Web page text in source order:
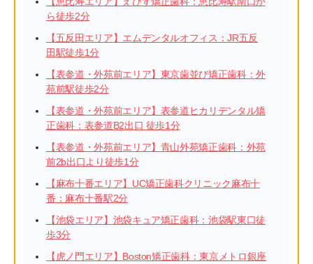
ら徒歩2分
【五反田エリア】エムデンタルオフィス：JR五反
田駅徒歩1分
【表参道・外苑前エリア】東京歯並び矯正歯科：外
苑前駅徒歩2分
【表参道・外苑前エリア】表参道ヒカリデンタル矯
正歯科：表参道B2出口 徒歩1分
【表参道・外苑前エリア】青山外苑矯正歯科：外苑
前2b出口より徒歩1分
【麻布十番エリア】UC矯正歯科クリニック麻布十
番：麻布十番駅2分
【池袋エリア】池袋キュア矯正歯科：池袋駅東口徒
歩3分
【虎ノ門エリア】Boston矯正歯科：東京メトロ銀座